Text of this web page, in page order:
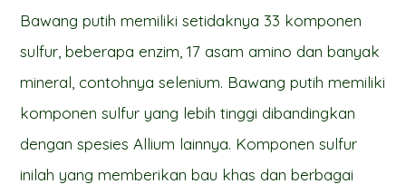
Bawang putih memiliki setidaknya 33 komponen
sulfur, beberapa enzim, 17 asam amino dan banyak
mineral, contohnya selenium. Bawang putih memiliki
komponen sulfur yang lebih tinggi dibandingkan
dengan spesies Allium lainnya. Komponen sulfur
inilah yang memberikan bau khas dan berbagai